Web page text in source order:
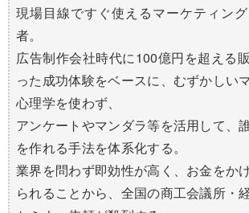
現場目線ですぐ使えるマーケティン
者。
広告制作会社時代に100億円を超える
った成功体験をベースに、むずかしい
心理学を使わず、
アンケートやマンダラ等を活用して、
を作れる手法を体系化する。
業界を問わず即効性が高く、お金をか
られることから、全国の商工会議所・